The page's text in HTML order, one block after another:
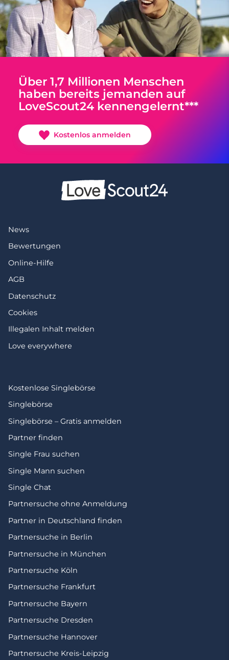
Über 1,7 Millionen Menschen
haben bereits jemanden auf
LoveScout24 kennengelernt***
Kostenlos anmelden
News
Bewertungen
Online-Hilfe
AGB
Datenschutz
Cookies
Illegalen Inhalt melden
Love everywhere
Kostenlose Singlebörse
Singlebörse
Singlebörse – Gratis anmelden
Partner finden
Single Frau suchen
Single Mann suchen
Single Chat
Partnersuche ohne Anmeldung
Partner in Deutschland finden
Partnersuche in Berlin
Partnersuche in München
Partnersuche Köln
Partnersuche Frankfurt
Partnersuche Bayern
Partnersuche Dresden
Partnersuche Hannover
Partnersuche Kreis-Leipzig